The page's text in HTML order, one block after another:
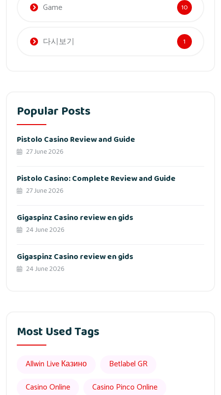
Game 10
다시보기 1
Popular Posts
Pistolo Casino Review and Guide
27 June 2026
Pistolo Casino: Complete Review and Guide
27 June 2026
Gigaspinz Casino review en gids
24 June 2026
Gigaspinz Casino review en gids
24 June 2026
Most Used Tags
Allwin Live Казино
Betlabel GR
Casino Online
Casino Pinco Online